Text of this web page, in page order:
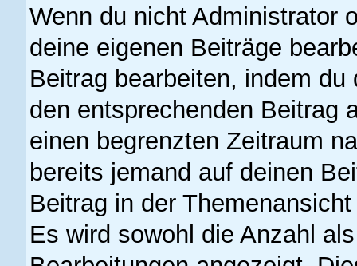
Wenn du nicht Administrator
deine eigenen Beiträge
Beitrag bearbeiten, indem du
den entsprechenden Beitrag
einen begrenzten Zeitraum
bereits jemand auf deinen
Beitrag in der
Es wird sowohl die Anzahl